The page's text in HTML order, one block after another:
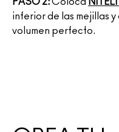
inferior de las mejillas
volumen perfecto.